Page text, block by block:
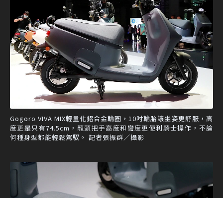
Gogoro VIVA MIX輕量化鋁合金輪圈，10吋輪胎讓坐姿更舒服，高
度更是只有74.5cm，龍頭把手高度和彎度更便利騎士操作，不論
何種身型都能輕鬆駕馭。 記者張振群／攝影